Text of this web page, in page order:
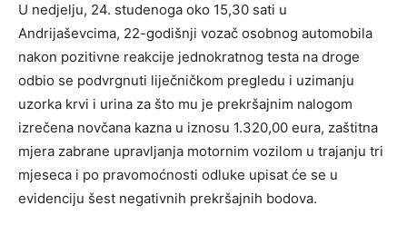
U nedjelju, 24. studenoga oko 15,30 sati u
Andrijaševcima, 22-godišnji vozač osobnog automobila
nakon pozitivne reakcije jednokratnog testa na droge
odbio se podvrgnuti liječničkom pregledu i uzimanju
uzorka krvi i urina za što mu je prekršajnim nalogom
izrečena novčana kazna u iznosu 1.320,00 eura, zaštitna
mjera zabrane upravljanja motornim vozilom u trajanju tri
mjeseca i po pravomoćnosti odluke upisat će se u
evidenciju šest negativnih prekršajnih bodova.